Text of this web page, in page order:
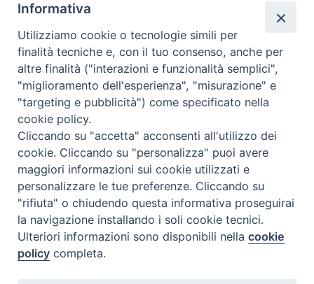
Diocesi
di Como
Diocesi di Como | piazza Grimoldi, 5
Riproduzione solo con permesso.
Informativa
Utilizziamo cookie o tecnologie simili per
finalità tecniche e, con il tuo consenso, anche per
altre finalità ("interazioni e funzionalità semplici",
"miglioramento dell'esperienza", "misurazione" e
"targeting e pubblicità") come specificato nella
cookie policy.
Cliccando su "accetta" acconsenti all'utilizzo dei
cookie. Cliccando su "personalizza" puoi avere
maggiori informazioni sui cookie utilizzati e
personalizzare le tue preferenze. Cliccando su
"rifiuta" o chiudendo questa informativa proseguirai
la navigazione installando i soli cookie tecnici.
Ulteriori informazioni sono disponibili nellacookie
policy completa.